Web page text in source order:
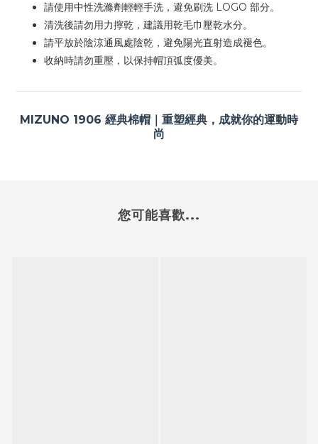
請使用中性洗滌劑輕輕手洗，避免刷洗 LOGO 部分。
清洗後請勿用力擰乾，建議用乾毛巾壓乾水分。
請平放於陰涼通風處陰乾，避免陽光直射造成褪色。
收納時請勿重壓，以保持帽頂弧度優美。
MIZUNO 1906 經典棉帽｜重塑經典，成就你的運動時
尚
您可能喜歡...